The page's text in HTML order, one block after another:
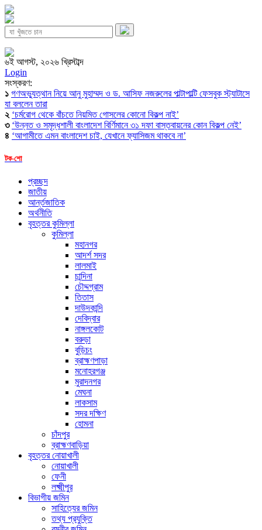
৬ই আগস্ট, ২০২৬ খ্রিস্টাব্দ
Login
সংস্করণ:
১ গণঅভ্যুত্থান নিয়ে আনু মুহাম্মদ ও ড. আসিফ নজরুলের পাল্টাপাল্টি ফেসবুক স্ট্যাটাসে
যা বললেন তারা
২ ‘চর্মরোগ থেকে বাঁচতে নিয়মিত গোসলের কোনো বিকল্প নাই’
৩ ‘উন্নত ও সমৃদ্ধশালী বাংলাদেশ বির্ণিমানে ৩১ দফা বাস্তবায়নের কোন বিকল্প নেই’
৪ ‘আগামীতে এমন বাংলাদেশ চাই, যেখানে ফ্যাসিজম থাকবে না’
টক-শো
প্রচ্ছদ
জাতীয়
আর্ন্তজাতিক
অর্থনীতি
বৃহত্তর কুমিল্লা
কুমিল্লা
মহানগর
আদর্শ সদর
লালমাই
চান্দিনা
চৌদ্দগ্রাম
তিতাস
দাউদকান্দি
দেবিদ্বার
নাঙ্গলকোট
বরুড়া
বুড়িচং
ব্রাহ্মণপাড়া
মনোহরগঞ্জ
মুরাদনগর
মেঘনা
লাকসাম
সদর দক্ষিণ
হোমনা
চাঁদপুর
ব্রাহ্মণবাড়িয়া
বৃহত্তর নোয়াখালী
নোয়াখালী
ফেনী
লক্ষ্মীপুর
বিভাগীয় জমিন
সাহিত্যের জমিন
তথ্য প্রযুক্তি